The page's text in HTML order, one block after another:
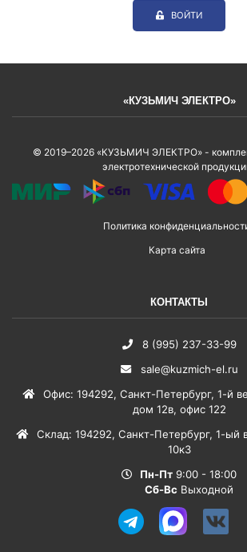
ВОЙТИ
«КУЗЬМИЧ ЭЛЕКТРО»
© 2019–2026 «КУЗЬМИЧ ЭЛЕКТРО» -
электротехнической
Политика
Карта сайта
КОНТАКТЫ
8 (995) 237-33-99
sale@kuzmich-el.ru
Офис: 194292, Санкт-Петербург, 1-й
дом 12в, офис 122
Склад: 194292, Санкт-Петербург, 1-ый
10к3
Пн-Пт 9:00 - 18:00
Сб-Вс Выходной